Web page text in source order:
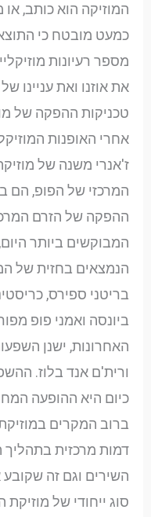
המוזיקה הוא כותב,
כמעט מובטח כי
מספר רעיונות
את אוזנו ואת עניינו
טכניקות ההפקה של
אחרי האופנות
ז'אנרי משנה של
המרכזי של הפופ, הם
ההפקה של הזרם
המבוקשים ביותר
הנמצאים בחזית של
בריטני ספירס,
ביונסה ואמני פופ
האחרונות, ישנן
ורית'ם אנד בלוז.
כיום היא ההופעה
ברוב המקרים
דמות מרכזית בתהליך
השירים וגם זה
סוג ייחודי של